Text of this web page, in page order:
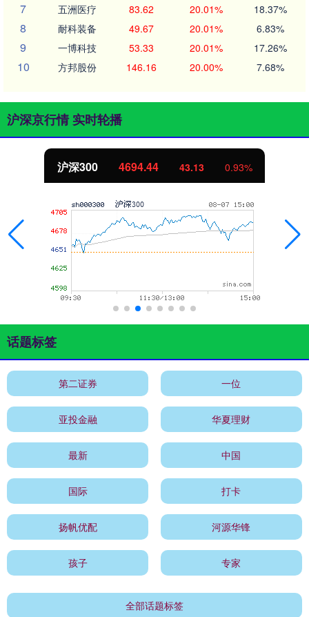
7 五洲医疗 83.62 20.01% 18.37%
8 耐科装备 49.67 20.01% 6.83%
9 一博科技 53.33 20.01% 17.26%
10 方邦股份 146.16 20.00% 7.68%
沪深京行情 实时轮播
沪深300 4694.44 43.13 0.93%
话题标签
第二证券 一位
亚投金融 华夏理财
最新 中国
国际 打卡
扬帆优配 河源华锋
孩子 专家
全部话题标签